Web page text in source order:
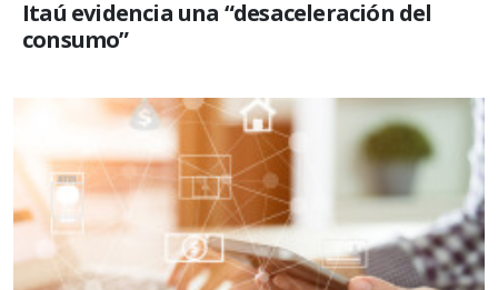
Itaú evidencia una “desaceleración del
consumo”